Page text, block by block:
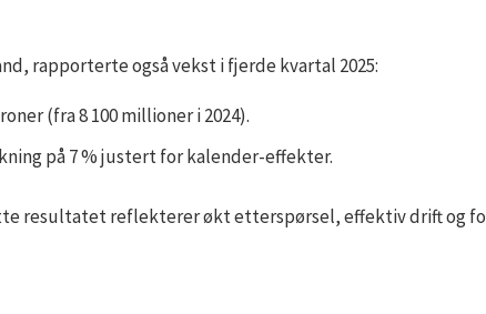
rapporterte også vekst i fjerde kvartal 2025:
(fra 8 100 millioner i 2024).
på 7 % justert for kalender-effekter.
resultatet reflekterer økt etterspørsel, effektiv drift og